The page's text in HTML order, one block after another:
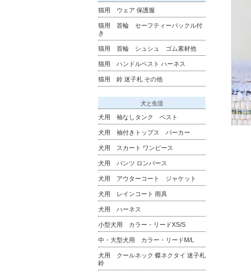
猫用 ウェア 保護服
猫用 首輪 セーフティーバックル付
き
猫用 首輪 シュシュ ゴム素材他
猫用 ハンドルベスト ハーネス
猫用 鈴 迷子札 その他
犬と生活
犬用 袖なしタンク ベスト
犬用 袖付きトップス パーカー
犬用 スカート ワンピース
犬用 パンツ ロンパース
犬用 アウターコート ジャケット
犬用 レインコート 雨具
犬用 ハーネス
小型犬用 カラー・リードXS/S
中・大型犬用 カラー・リードM/L
犬用 クールネック 蝶ネクタイ 迷子札
鈴